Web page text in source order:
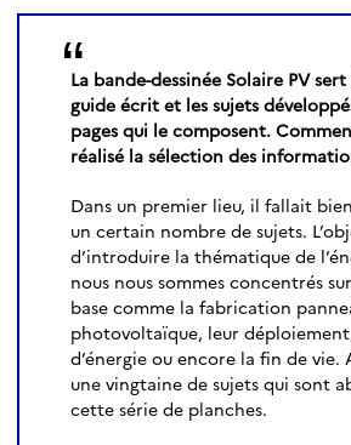
La bande-dessinée Solaire PV
guide écrit et les sujets
pages qui le composent.
réalisé la sélection des
Dans un premier lieu, il fallait
un certain nombre de sujets.
d’introduire la thématique de
nous nous sommes concentrés
base comme la fabrication
photovoltaïque, leur
d’énergie ou encore la fin de vie.
une vingtaine de sujets qui sont
cette série de planches.